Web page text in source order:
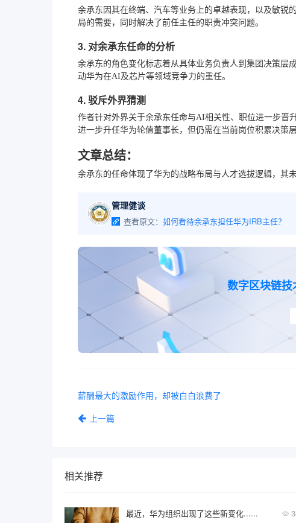
余承东因其在终端、汽车等业务上的卓越表现，以及敏锐
局的需要，同时解决了前任主任的职责冲突问题。
3. 对余承东任命的分析
余承东的角色变化标志着从具体业务负责人到集团决策层
动华为在AI及芯片等领域竞争力的重任。
4. 驳斥外界猜测
作者针对外界关于余承东任命与AI相关性、职位进一步晋
进一步升任华为轮值董事长，但仍需在当前岗位积累决策层
文章总结：
余承东的任命体现了华为的战略布局与人才选拔逻辑，其
管理健谈
查看原文： 如何看待余承东担任华为IRB主任？
数字区块链
薪酬最大的激励作用，却被白白浪费了
上一篇
相关推荐
最近，华为组织出现了这些新变化......